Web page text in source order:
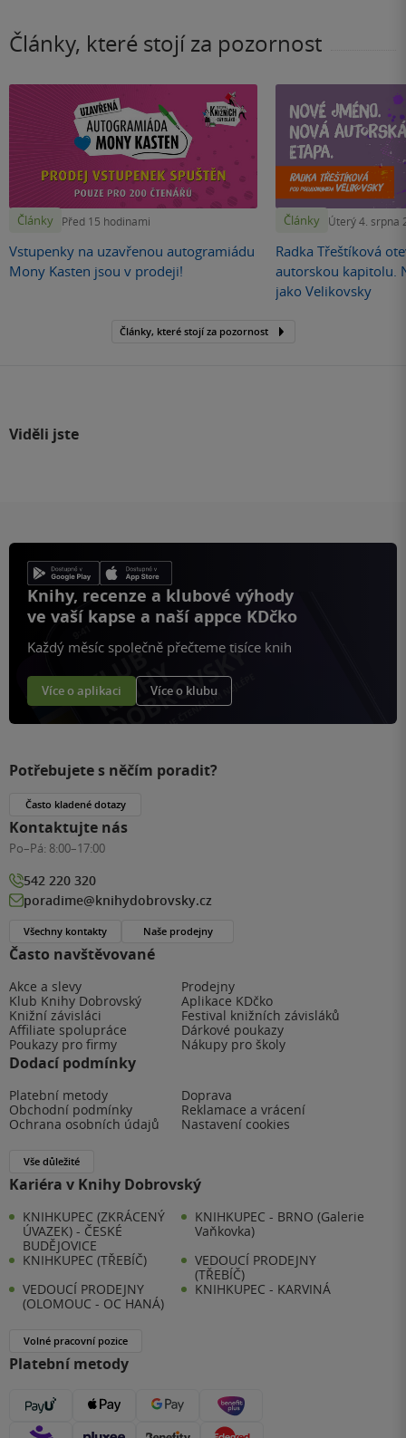
Články, které stojí za pozornost
Články Před 15 hodinami
Vstupenky na uzavřenou autogramiádu
Mony Kasten jsou v prodeji!
Články Úterý 4. srpna
Radka Třeštíková
autorskou kapitolu.
jako Velikovsky
Články, které stojí za pozornost
Viděli jste
Knihy, recenze a klubové výhody
ve vaší kapse a naší appce KDčko
Každý měsíc společně přečteme tisíce knih
Více o aplikaci Více o klubu
Často navštěvované
Akce a slevy
Prodejny
Klub Knihy Dobrovský
Aplikace KDčko
Knižní závisláci
Festival knižních závisláků
Affiliate spolupráce
Dárkové poukazy
Poukazy pro firmy
Nákupy pro školy
Dodací podmínky
Platební metody
Doprava
Obchodní podmínky
Reklamace a vrácení
Ochrana osobních údajů
Nastavení cookies
Vše důležité
Kariéra v Knihy Dobrovský
KNIHKUPEC (ZKRÁCENÝ
ÚVAZEK) - ČESKÉ
BUDĚJOVICE
KNIHKUPEC - BRNO (Galerie
Vaňkovka)
KNIHKUPEC (TŘEBÍČ)
VEDOUCÍ PRODEJNY
(TŘEBÍČ)
VEDOUCÍ PRODEJNY
(OLOMOUC - OC HANÁ)
KNIHKUPEC - KARVINÁ
Volné pracovní pozice
Platební metody
Potřebujete s něčím poradit?
Často kladené dotazy
Kontaktujte nás
Po–Pá: 8:00–17:00
542 220 320
poradime@knihydobrovsky.cz
Všechny kontakty Naše prodejny